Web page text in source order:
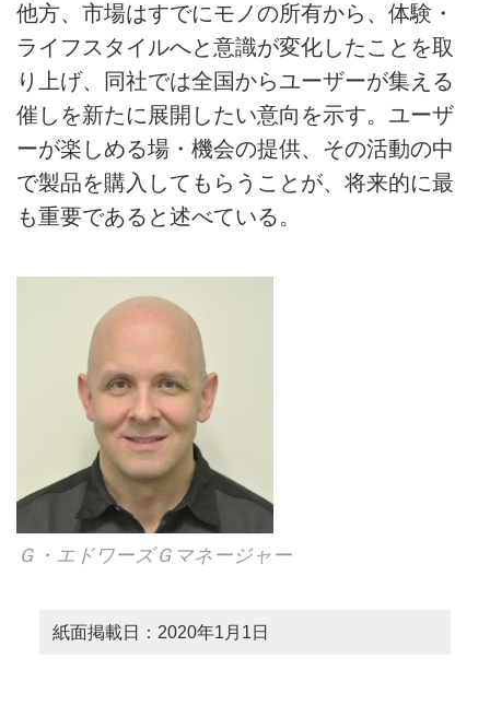
他方、市場はすでにモノの所有から、体験・
ライフスタイルへと意識が変化したことを取
り上げ、同社では全国からユーザーが集える
催しを新たに展開したい意向を示す。ユーザ
ーが楽しめる場・機会の提供、その活動の中
で製品を購入してもらうことが、将来的に最
も重要であると述べている。
Ｇ・エドワーズＧマネージャー
紙面掲載日：2020年1月1日